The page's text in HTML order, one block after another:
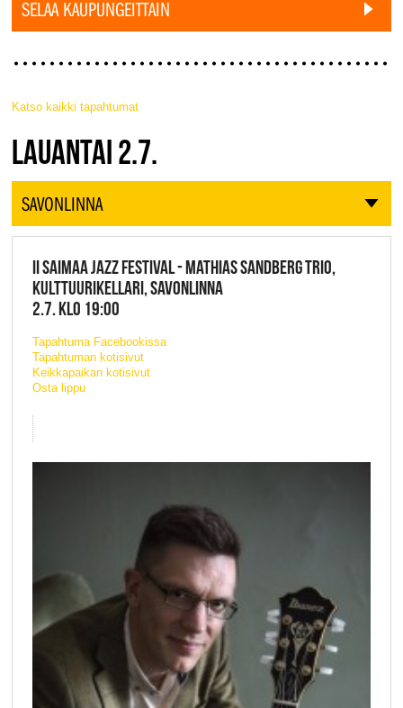
SELAA KAUPUNGEITTAIN
Katso kaikki tapahtumat
JAZZ FINLAND LIVE
LAUANTAI 2.7.
SAVONLINNA
II SAIMAA JAZZ FESTIVAL - MATHIAS SANDBERG TRIO,
KULTTUURIKELLARI, SAVONLINNA
2.7. KLO 19:00
Tapahtuma Facebookissa
Tapahtuman kotisivut
Keikkapaikan kotisivut
Osta lippu